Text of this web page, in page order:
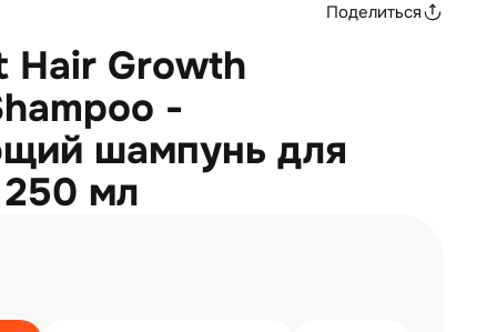
Поделиться
Hair Growth
-
шампунь для
мл